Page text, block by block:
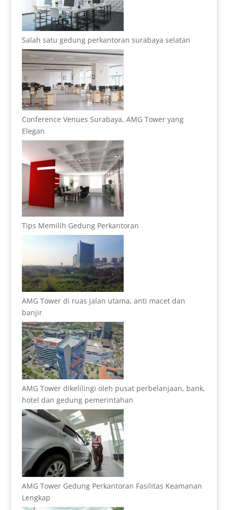
Salah satu gedung perkantoran surabaya selatan
Conference Venues Surabaya, AMG Tower yang
Elegan
Tips Memilih Gedung Perkantoran
AMG Tower di ruas jalan utama, anti macet dan
banjir
AMG Tower dikelilingi oleh pusat perbelanjaan, bank,
hotel dan gedung pemerintahan
AMG Tower Gedung Perkantoran Fasilitas Keamanan
Lengkap